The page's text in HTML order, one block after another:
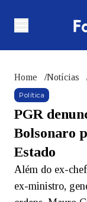
Home /Notícias
Política
PGR
Bolsonaro
Estado
Além do ex-
ex-ministro,